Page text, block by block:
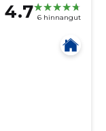
4.7 6 hinnangut